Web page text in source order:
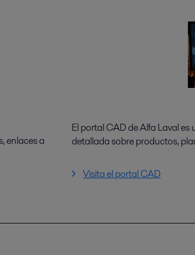
enlaces a
El portal CAD de Alfa Laval
detallada sobre productos,
Visita el portal CAD